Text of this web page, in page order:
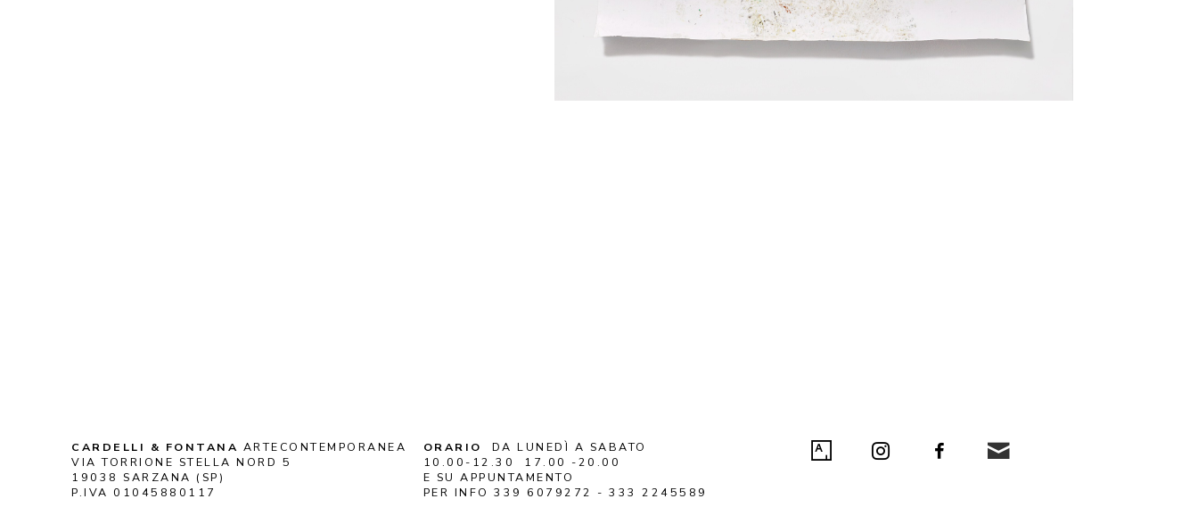
CARDELLI & FONTANA ARTECONTEMPORANEA
VIA TORRIONE STELLA NORD 5
19038 SARZANA (SP)
P.IVA 01045880117
ORARIO
DA LUNEDÌ A SABATO
10.00-12.30 17.00 -20.00
E SU APPUNTAMENTO
PER INFO 339 6079272 - 333 2245589